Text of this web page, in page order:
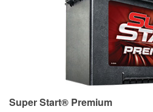
Super Start® Premium